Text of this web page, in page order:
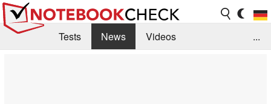
Tests News
Videos
...